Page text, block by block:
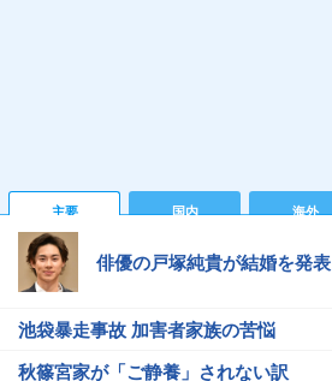
主要 国内 海外
俳優の戸塚純貴が結婚を発表
池袋暴走事故 加害者家族の苦悩
秋篠宮家が「ご静養」されない訳